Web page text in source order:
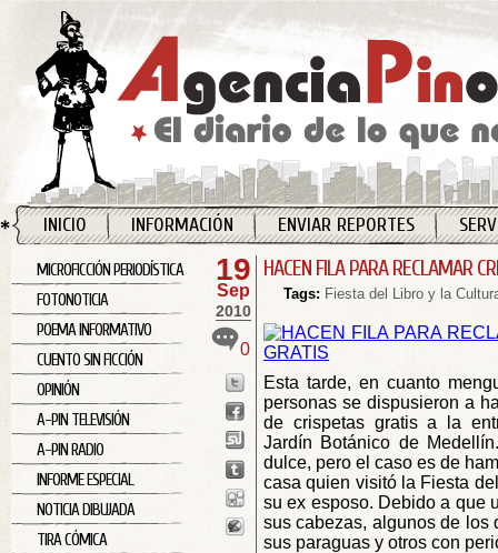
INICIO INFORMACIÓN ENVIAR REPORTES
MICROFICCIÓN PERIODÍSTICA
FOTONOTICIA
POEMA INFORMATIVO
CUENTO SIN FICCIÓN
OPINIÓN
A-PIN TELEVISIÓN
A-PIN RADIO
INFORME ESPECIAL
NOTICIA DIBUJADA
TIRA CÓMICA
19
Sep
2010
0
HACEN FILA PARA RECLAMAR
Tags: Fiesta del Libro y la
Esta tarde, en cuanto
personas se dispusieron a
de crispetas gratis a la
Jardín Botánico de
dulce, pero el caso es de
casa quien visitó la Fiesta
su ex esposo. Debido a que
sus cabezas, algunos de los
sus paraguas y otros con